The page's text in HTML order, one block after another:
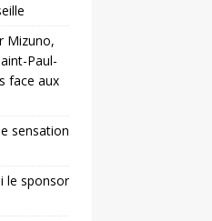
Mizuno,
Paul-
face aux
sensation
le sponsor